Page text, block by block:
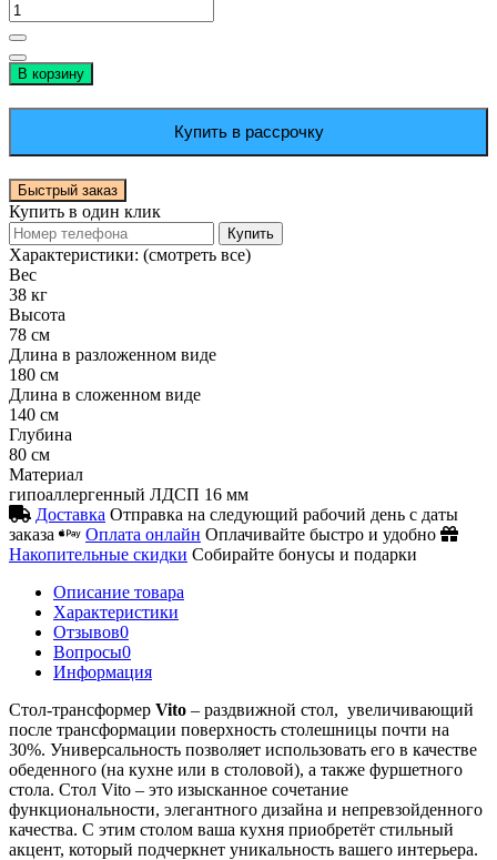
В корзину
Купить в рассрочку
Быстрый заказ
Купить в один клик
Купить
Характеристики: (смотреть все)
Вес
38 кг
Высота
78 см
Длина в разложенном виде
180 см
Длина в сложенном виде
140 см
Глубина
80 см
Материал
гипоаллергенный ЛДСП 16 мм
Доставка Отправка на следующий рабочий день с даты
заказа
Оплата онлайн Оплачивайте быстро и удобно
Накопительные скидки Собирайте бонусы и подарки
Описание товара
Характеристики
Отзывов0
Вопросы0
Информация
Стол-трансформер Vito – раздвижной стол, увеличивающий
после трансформации поверхность столешницы почти на
30%. Универсальность позволяет использовать его в качестве
обеденного (на кухне или в столовой), а также фуршетного
стола. Стол Vito – это изысканное сочетание
функциональности, элегантного дизайна и непревзойденного
качества. С этим столом ваша кухня приобретёт стильный
акцент, который подчеркнет уникальность вашего интерьера.